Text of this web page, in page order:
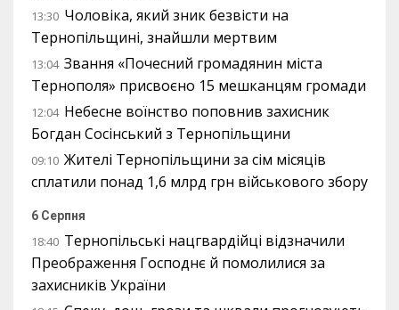
13:30 Чоловіка, який зник безвісти на
Тернопільщині, знайшли мертвим
13:04 Звання «Почесний громадянин міста
Тернополя» присвоєно 15 мешканцям громади
12:04 Небесне воїнство поповнив захисник
Богдан Сосінський з Тернопільщини
09:10 Жителі Тернопільщини за сім місяців
сплатили понад 1,6 млрд грн військового збору
6 Серпня
18:40 Тернопільські нацгвардійці відзначили
Преображення Господнє й помолилися за
захисників України